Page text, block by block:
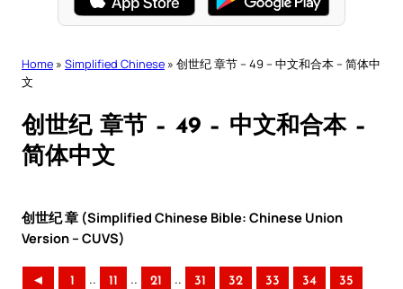
Home » Simplified Chinese » 创世纪 章节 – 49 – 中文和合本 – 简体中
文
创世纪 章节 – 49 – 中文和合本 –
简体中文
创世纪 章 (Simplified Chinese Bible: Chinese Union
Version – CUVS)
◄ 1 .. 11 .. 21 .. 31 32 33 34 35